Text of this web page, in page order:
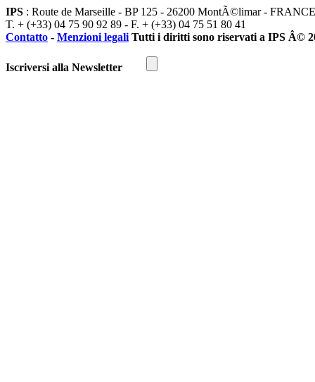
IPS : Route de Marseille - BP 125 - 26200 MontÃ©limar - FRANCE
T. + (+33) 04 75 90 92 89 - F. + (+33) 04 75 51 80 41
Contatto - Menzioni legali Tutti i diritti sono riservati a IPS Â©
Iscriversi alla Newsletter